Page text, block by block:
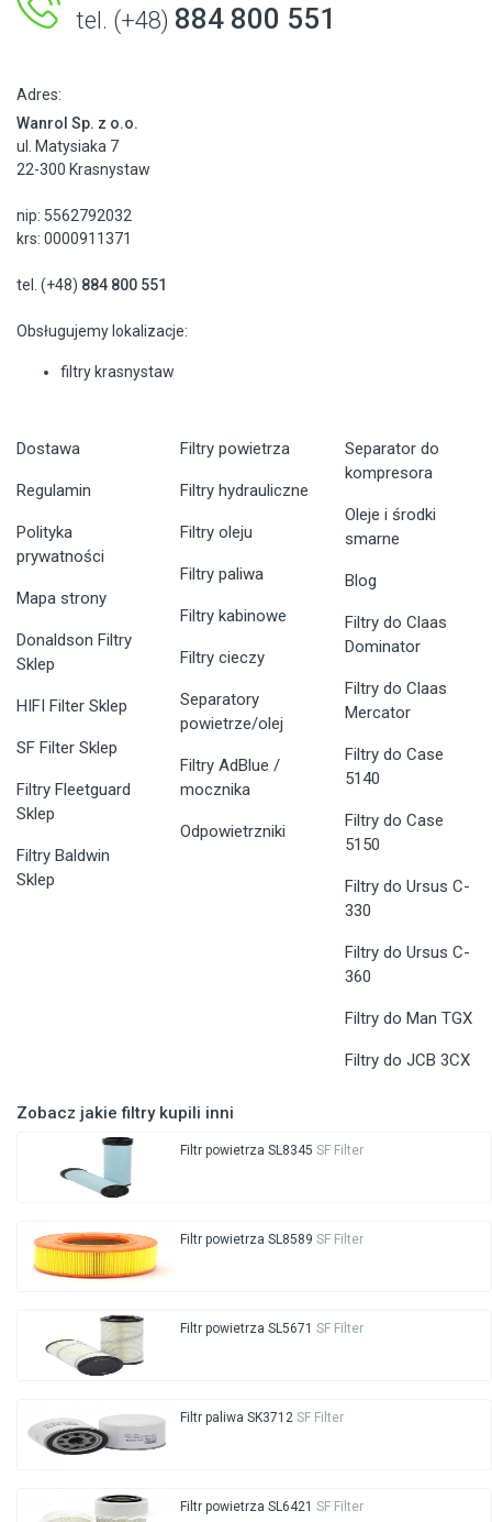
tel. (+48) 884 800 551
Adres:
Wanrol Sp. z o.o.
ul. Matysiaka 7
22-300 Krasnystaw
nip: 5562792032
krs: 0000911371
tel. (+48) 884 800 551
Obsługujemy lokalizacje:
filtry krasnystaw
Dostawa
Regulamin
Polityka
prywatności
Mapa strony
Donaldson Filtry
Sklep
HIFI Filter Sklep
SF Filter Sklep
Filtry Fleetguard
Sklep
Filtry Baldwin
Sklep
Filtry powietrza
Filtry hydrauliczne
Filtry oleju
Filtry paliwa
Filtry kabinowe
Filtry cieczy
Separatory
powietrze/olej
Filtry AdBlue /
mocznika
Odpowietrzniki
Separator do
kompresora
Oleje i środki
smarne
Blog
Filtry do Claas
Dominator
Filtry do Claas
Mercator
Filtry do Case
5140
Filtry do Case
5150
Filtry do Ursus C-
330
Filtry do Ursus C-
360
Filtry do Man TGX
Filtry do JCB 3CX
Zobacz jakie filtry kupili inni
Filtr powietrza SL8345 SF Filter
Filtr powietrza SL8589 SF Filter
Filtr powietrza SL5671 SF Filter
Filtr paliwa SK3712 SF Filter
Filtr powietrza SL6421 SF Filter